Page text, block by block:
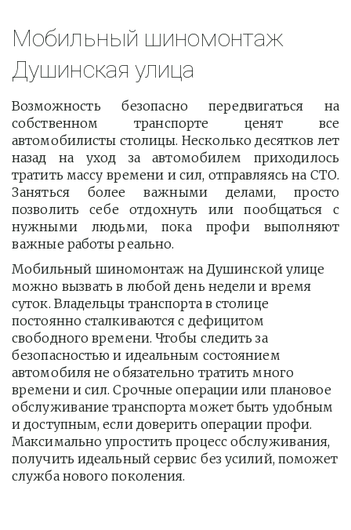
Мобильный шиномонтаж
Душинская улица
Возможность безопасно передвигаться на
собственном транспорте ценят все
автомобилисты столицы. Несколько десятков лет
назад на уход за автомобилем приходилось
тратить массу времени и сил, отправляясь на СТО.
Заняться более важными делами, просто
позволить себе отдохнуть или пообщаться с
нужными людьми, пока профи выполняют
важные работы реально.
Мобильный шиномонтаж на Душинской улице
можно вызвать в любой день недели и время
суток. Владельцы транспорта в столице
постоянно сталкиваются с дефицитом
свободного времени. Чтобы следить за
безопасностью и идеальным состоянием
автомобиля не обязательно тратить много
времени и сил. Срочные операции или плановое
обслуживание транспорта может быть удобным
и доступным, если доверить операции профи.
Максимально упростить процесс обслуживания,
получить идеальный сервис без усилий, поможет
служба нового поколения.